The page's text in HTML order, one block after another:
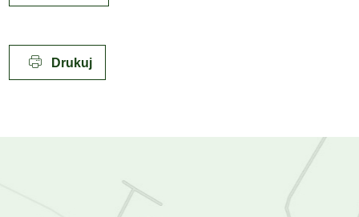
Drukuj